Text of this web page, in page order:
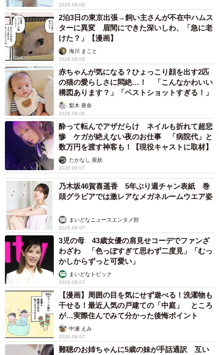
2026.08.08
2泊3日の東京出張→飼い主さんが不在中ハムス
ターに異変 眉間にできた深いしわ、「急に老
けた？」【漫画】
海川 まこと
2026.08.08
赤ちゃんが気になる？ひょっこり顔を出す2匹
の猫の愛らしさに悶絶…！ 「こんなかわいい
構図あります？」「ベストショットすぎる！」
梨木 香奈
2026.08.08
酔って転んでアザだらけ ネイルも折れて超悲
惨 ケガが絶えない夜のお仕事 「病院代」と
数万円を渡す神客も！【現役キャストに取材】
たかなし 亜妖
2026.08.07
乃木坂46賀喜遥香 5年ぶり週チャン表紙 巻
頭グラビアでは激レアなメガネルームウエア姿
まいどなニュースエンタメ部
2026.08.07
3児の母 43歳女優の肩見せコーデでファンざ
わざわ 「色っぽすぎて思わず二度見」「むっ
かしからずっと可愛い」
まいどなトピック
2026.08.07
【漫画】周囲の目を気にせず遊べる！洗濯物も
干せる！最近人気の戸建ての「中庭」 ところ
が…実際住んでみて分かった後悔ポイント
中瀬 えみ
2026.08.07
難聴のお姉ちゃんに5歳の妹が手話通訳 互い